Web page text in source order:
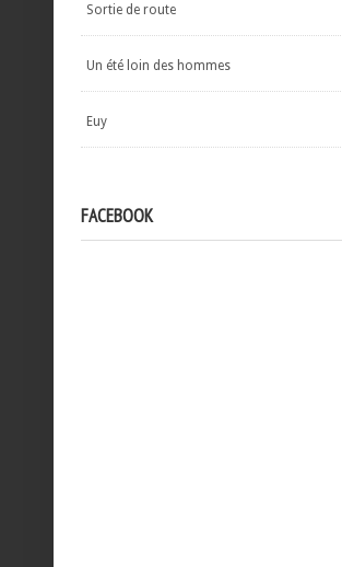
Sortie de route
Un été loin des hommes
Euy
FACEBOOK